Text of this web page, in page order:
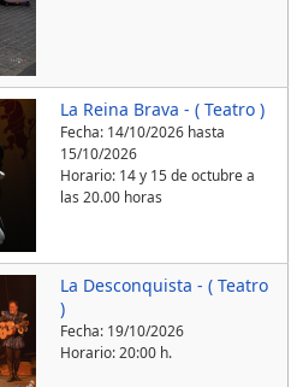
La Reina Brava - ( Teatro )
Fecha: 14/10/2026 hasta
15/10/2026
Horario: 14 y 15 de octubre a
las 20.00 horas
La Desconquista - ( Teatro
)
Fecha: 19/10/2026
Horario: 20:00 h.